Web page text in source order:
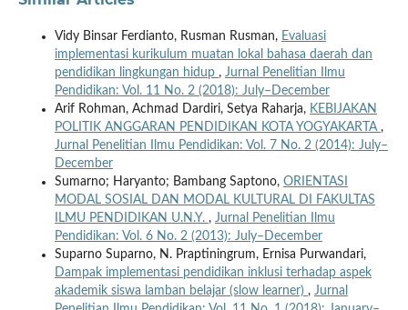
Vidy Binsar Ferdianto, Rusman Rusman, Evaluasi
implementasi kurikulum muatan lokal bahasa daerah dan
pendidikan lingkungan hidup , Jurnal Penelitian Ilmu
Pendidikan: Vol. 11 No. 2 (2018): July–December
Arif Rohman, Achmad Dardiri, Setya Raharja, KEBIJAKAN
POLITIK ANGGARAN PENDIDIKAN KOTA YOGYAKARTA ,
Jurnal Penelitian Ilmu Pendidikan: Vol. 7 No. 2 (2014): July–
December
Sumarno; Haryanto; Bambang Saptono, ORIENTASI
MODAL SOSIAL DAN MODAL KULTURAL DI FAKULTAS
ILMU PENDIDIKAN U.N.Y. , Jurnal Penelitian Ilmu
Pendidikan: Vol. 6 No. 2 (2013): July–December
Suparno Suparno, N. Praptiningrum, Ernisa Purwandari,
Dampak implementasi pendidikan inklusi terhadap aspek
akademik siswa lamban belajar (slow learner) , Jurnal